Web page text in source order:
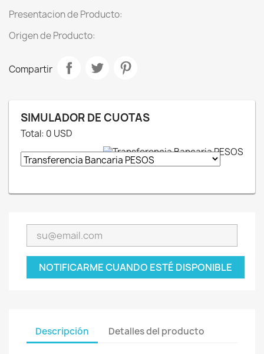
Presentacion de Producto:
Origen de Producto:
Compartir
SIMULADOR DE CUOTAS
Total: 0 USD
NOTIFICARME CUANDO ESTÉ DISPONIBLE
Descripción Detalles del producto